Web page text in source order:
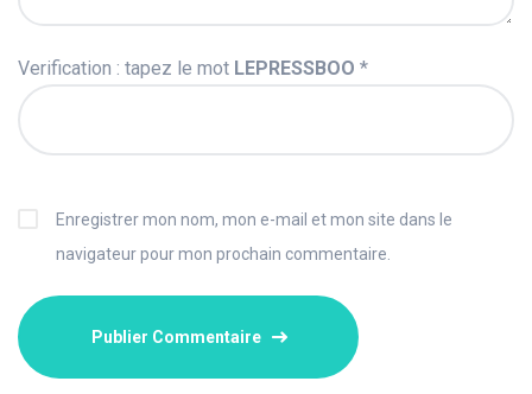
Verification : tapez le mot LEPRESSBOO *
Enregistrer mon nom, mon e-mail et mon site dans le
navigateur pour mon prochain commentaire.